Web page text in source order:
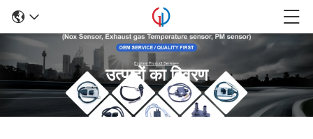
उत्पादों का विवरण